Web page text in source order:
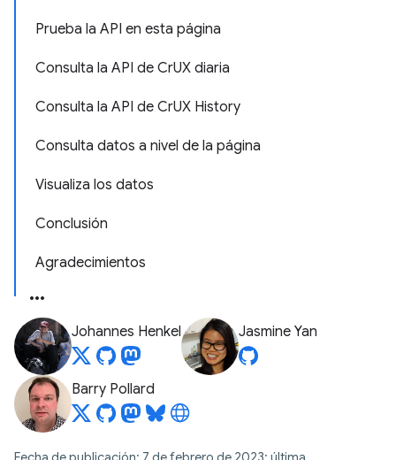
Prueba la API en esta página
Consulta la API de CrUX diaria
Consulta la API de CrUX History
Consulta datos a nivel de la página
Visualiza los datos
Conclusión
Agradecimientos
Johannes Henkel Jasmine Yan
Barry Pollard